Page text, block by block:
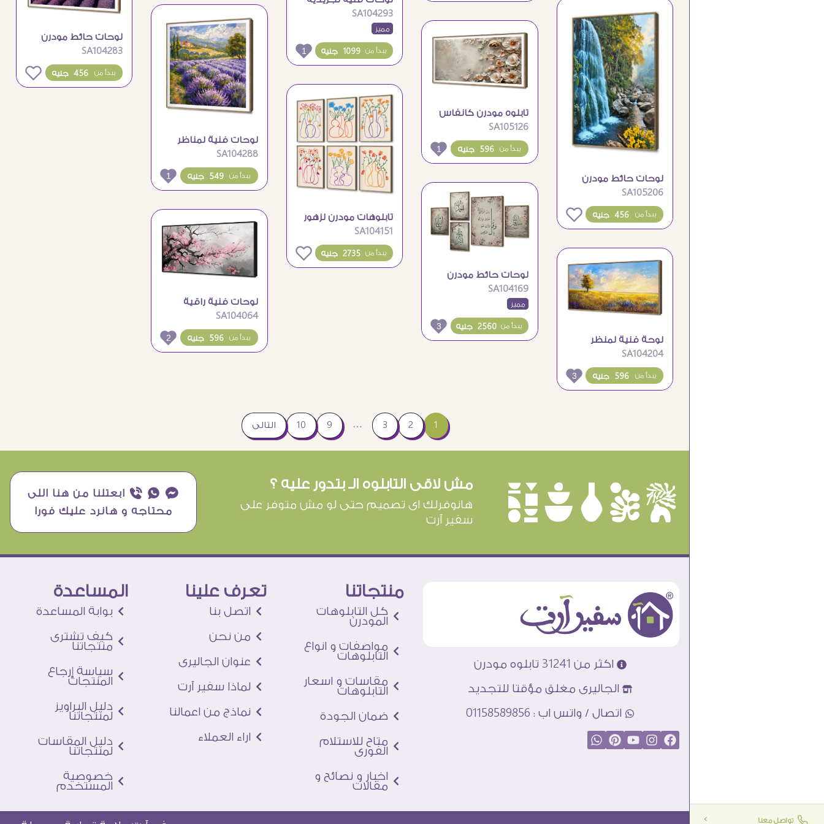
تواصل معنا
لوحات حائط مودرن
لمناظر طبيعية لشلال
غابة
SA105206
456 جنيه يبدأ من 0
تابلوه مودرن كانفاس
بزهور بارزة وألوان هادئة
SA105126
596 جنيه يبدأ من 1
زهور ارجوانية هادئة
لديكور المنزل
SA104293
مميز
1099 جنيه يبدأ من 1
لوحات فنية لمناظر
طبيعية وحقول
اللافندر الساحرة
SA104288
549 جنيه يبدأ من 1
لوحات حائط مودرن
حقول اللافندر وعباد
الشمس الزاهية
SA104283
456 جنيه يبدأ من 0
لوحة فنية لمنظر
طبيعي خلاب لحقل
مشمس
SA104204
596 جنيه يبدأ من 3
لوحات حائط مودرن
إسلامية بذكر الله
وزهور
SA104169
مميز
2560 جنيه يبدأ من 3
تابلوهات مودرن لزهور
ملونة بتصميم خطي
بسيط
SA104151
2735 جنيه يبدأ من
لوحات فنية راقية
لأغصان زهور الكرز
اليابانية
SA104064
596 جنيه يبدأ من 2
1
2
3
…
9
10 التالى
èûôçê مش لاقى التابلوه الـ بتدور عليه ؟
هانوفرلك اى تصميم حتى لو مش متوفر على
سفير آرت
¥ ₧ ƒ ابعتلنا من هنا اللى
محتاجه و هانرد عليك فورا
اكثر من 31241 تابلوه مودرن
الجاليرى مغلق مؤقتا للتجديد
اتصال / واتس اب : 01158589856
منتجاتنا
كل التابلوهات
المودرن
مواصفات و انواع
التابلوهات
مقاسات و اسعار
التابلوهات
ضمان الجودة
متاح للاستلام
الفورى
اخبار و نصائح و
مقالات
تعرف علينا
اتصل بنا
من نحن
عنوان الجاليرى
لماذا سفير آرت
نماذج من اعمالنا
اراء العملاء
المساعدة
بوابة المساعدة
كيف تشترى
منتجاتنا
سياسة إرجاع
المنتجات
دليل البراويز
لمنتجاتنا
دليل المقاسات
لمنتجاتنا
خصوصية
المستخدم